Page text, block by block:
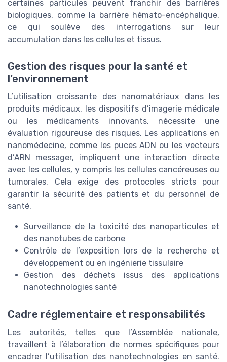
certaines particules peuvent franchir des barrières
biologiques, comme la barrière hémato-encéphalique,
ce qui soulève des interrogations sur leur
accumulation dans les cellules et tissus.
Gestion des risques pour la santé et
l’environnement
L’utilisation croissante des nanomatériaux dans les
produits médicaux, les dispositifs d’imagerie médicale
ou les médicaments innovants, nécessite une
évaluation rigoureuse des risques. Les applications en
nanomédecine, comme les puces ADN ou les vecteurs
d’ARN messager, impliquent une interaction directe
avec les cellules, y compris les cellules cancéreuses ou
tumorales. Cela exige des protocoles stricts pour
garantir la sécurité des patients et du personnel de
santé.
Surveillance de la toxicité des nanoparticules et
des nanotubes de carbone
Contrôle de l’exposition lors de la recherche et
développement ou en ingénierie tissulaire
Gestion des déchets issus des applications
nanotechnologies santé
Cadre réglementaire et responsabilités
Les autorités, telles que l’Assemblée nationale,
travaillent à l’élaboration de normes spécifiques pour
encadrer l’utilisation des nanotechnologies en santé.